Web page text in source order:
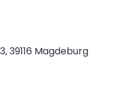
39116 Magdeburg